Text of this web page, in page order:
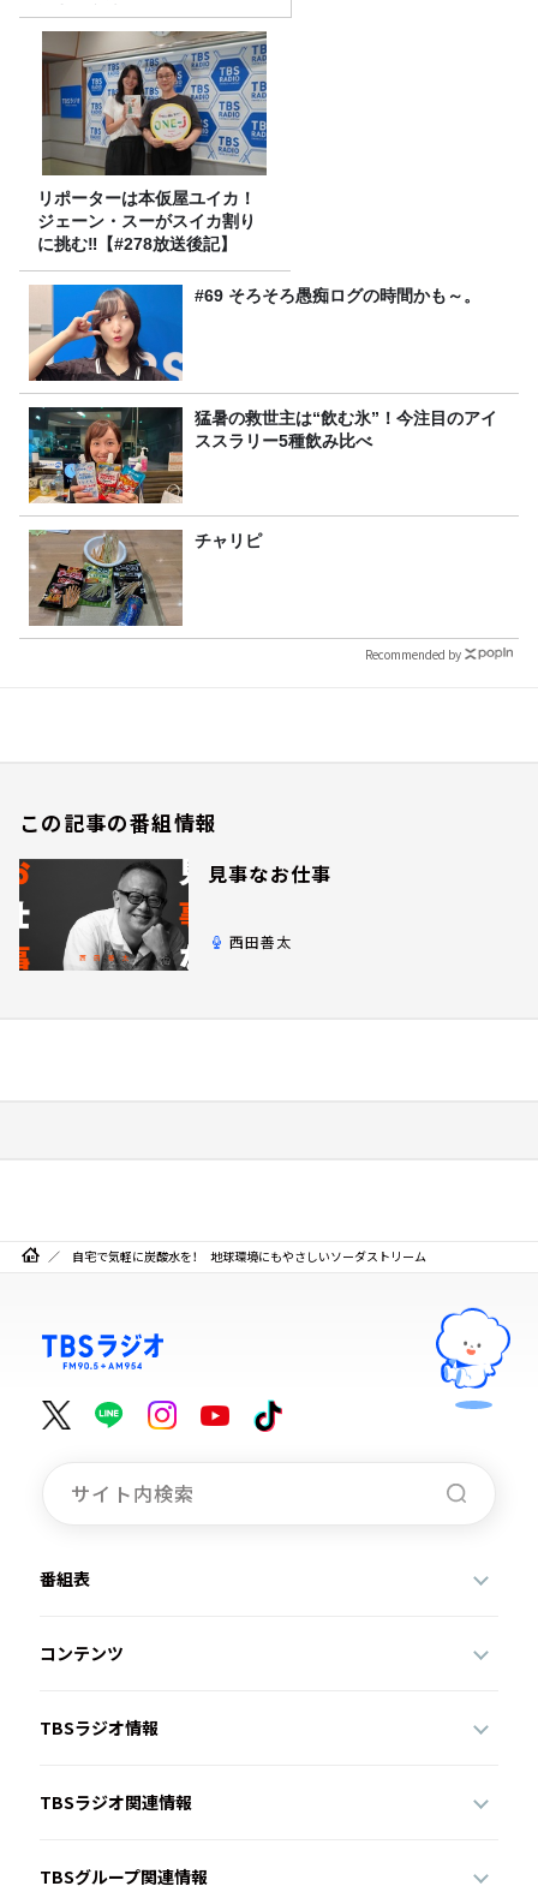
選出の意味
リポーターは本仮屋ユイカ！
ジェーン・スーがスイカ割り
に挑む‼【#278放送後記】
#69 そろそろ愚痴ログの時間かも～。
猛暑の救世主は“飲む氷”！今注目のアイ
ススラリー5種飲み比べ
チャリピ
Recommended by
この記事の番組情報
見事なお仕事
西田善太
自宅で気軽に炭酸水を！ 地球環境にもやさしいソーダストリーム
番組表
コンテンツ
TBSラジオ情報
TBSラジオ関連情報
TBSグループ関連情報